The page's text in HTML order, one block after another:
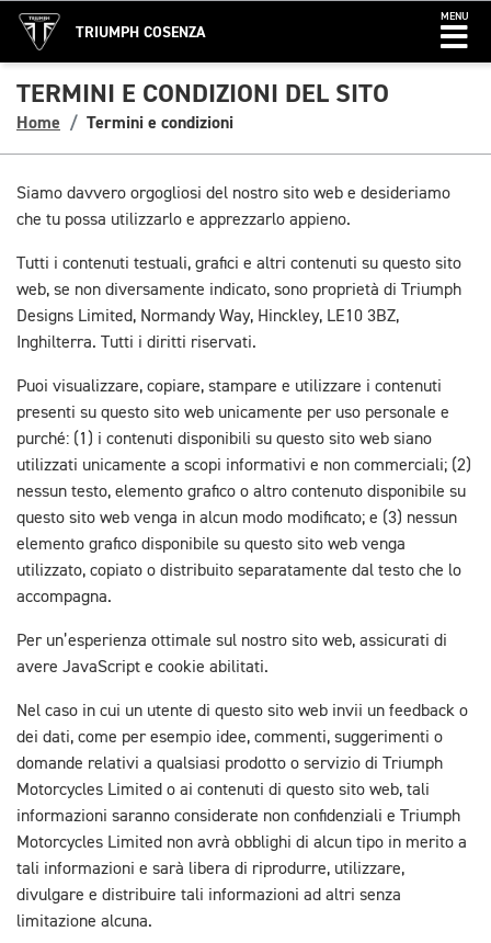
TRIUMPH COSENZA
MENU
TERMINI E CONDIZIONI DEL SITO
Home Termini e condizioni
Siamo davvero orgogliosi del nostro sito web e desideriamo
che tu possa utilizzarlo e apprezzarlo appieno.
Tutti i contenuti testuali, grafici e altri contenuti su questo sito
web, se non diversamente indicato, sono proprietà di Triumph
Designs Limited, Normandy Way, Hinckley, LE10 3BZ,
Inghilterra. Tutti i diritti riservati.
Puoi visualizzare, copiare, stampare e utilizzare i contenuti
presenti su questo sito web unicamente per uso personale e
purché: (1) i contenuti disponibili su questo sito web siano
utilizzati unicamente a scopi informativi e non commerciali; (2)
nessun testo, elemento grafico o altro contenuto disponibile su
questo sito web venga in alcun modo modificato; e (3) nessun
elemento grafico disponibile su questo sito web venga
utilizzato, copiato o distribuito separatamente dal testo che lo
accompagna.
Per un’esperienza ottimale sul nostro sito web, assicurati di
avere JavaScript e cookie abilitati.
Nel caso in cui un utente di questo sito web invii un feedback o
dei dati, come per esempio idee, commenti, suggerimenti o
domande relativi a qualsiasi prodotto o servizio di Triumph
Motorcycles Limited o ai contenuti di questo sito web, tali
informazioni saranno considerate non confidenziali e Triumph
Motorcycles Limited non avrà obblighi di alcun tipo in merito a
tali informazioni e sarà libera di riprodurre, utilizzare,
divulgare e distribuire tali informazioni ad altri senza
limitazione alcuna.